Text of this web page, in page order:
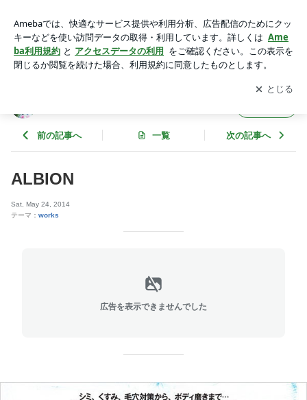
アプリをダウンロードして ブログの更新通知
を受け取りまし
ょう。
開く
前の記事へ 一覧 次の記事へ
ALBION
Sat, May 24, 2014
テーマ： works
広告を表示できませんでした